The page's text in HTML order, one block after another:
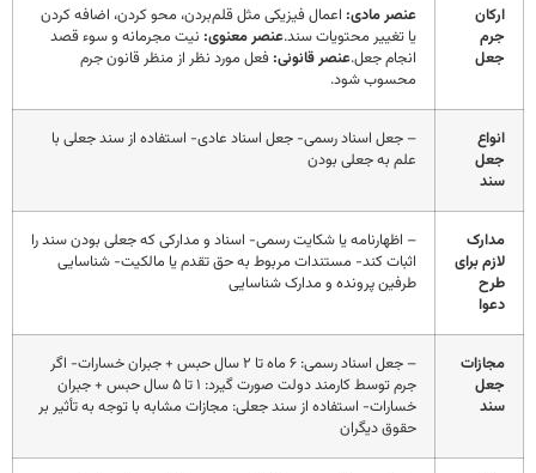
ارکان
جرم
جعل
عنصر مادی: اعمال فیزیکی مثل قلم‌بردن، محو کردن، اضافه کردن
یا تغییر محتویات سند.عنصر معنوی: نیت مجرمانه و سوء قصد
انجام جعل.عنصر قانونی:فعل مورد نظر از منظر قانون جرم
محسوب شود.
انواع
جعل
سند
– جعل اسناد رسمی- جعل اسناد عادی- استفاده از سند جعلی با
علم به جعلی بودن
مدارک
لازم برای
طرح
دعوا
– اظهارنامه یا شکایت رسمی- اسناد و مدارکی که جعلی بودن سند را
اثبات کند- مستندات مربوط به حق تقدم یا مالکیت- شناسایی
طرفین پرونده و مدارک شناسایی
مجازات
جعل
سند
– جعل اسناد رسمی: ۶ ماه تا ۲ سال حبس + جبران خسارات- اگر
جرم توسط کارمند دولت صورت گیرد: ۱ تا ۵ سال حبس + جبران
خسارات- استفاده از سند جعلی: مجازات مشابه با توجه به تأثیر بر
حقوق دیگران